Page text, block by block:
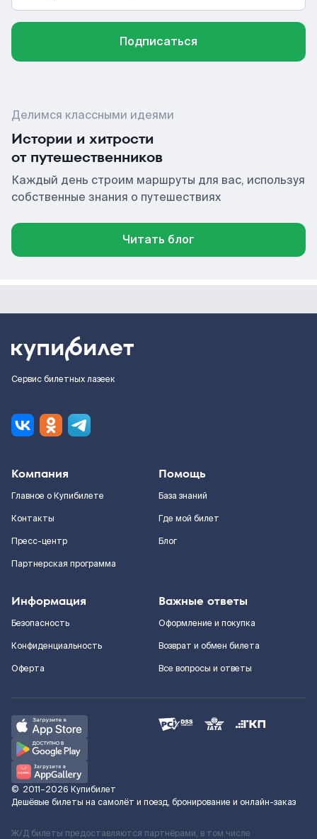
Подписаться
Делимся классными идеями
Истории и хитрости
от путешественников
Каждый день строим маршруты для вас, используя
собственные знания о путешествиях
Читать блог
Сервис билетных лазеек
Компания
Главное о Купибилете
Контакты
Пресс-центр
Партнерская программа
Помощь
База знаний
Где мой билет
Блог
Информация
Безопасность
Конфиденциальность
Оферта
Важные ответы
Оформление и покупка
Возврат и обмен билета
Все вопросы и ответы
© 2011–2026 Купибилет
Дешёвые билеты на самолёт и поезд, бронирование и онлайн-заказ
Ж/Д билеты предоставляются партнёрами, в том числе